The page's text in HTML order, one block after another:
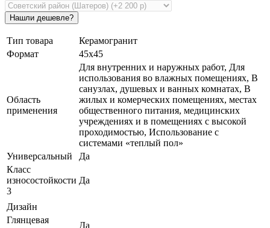
Тип товара
Керамогранит
Формат
45х45
Область
применения
Для внутренних и наружных работ, Для
использования во влажных помещениях, В
санузлах, душевых и ванных комнатах, В
жилых и комерческих помещениях, местах
общественного питания, медицинских
учреждениях и в помещениях с высокой
проходимостью, Использование с
системами «теплый пол»
Универсальный
Да
Класс
износостойкости
3
Да
Дизайн
Глянцевая
Да